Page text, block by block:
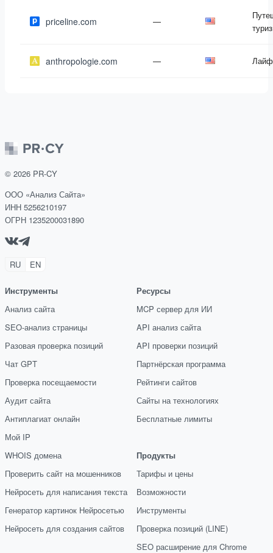
priceline.com —
anthropologie.com —
© 2026 PR-CY
ООО «Анализ Сайта»
ИНН 5256210197
ОГРН 1235200031890
RU EN
Инструменты
Анализ сайта
SEO-анализ страницы
Разовая проверка позиций
Чат GPT
Проверка посещаемости
Аудит сайта
Антиплагиат онлайн
Мой IP
WHOIS домена
Проверить сайт на мошенников
Нейросеть для написания текста
Генератор картинок Нейросетью
Нейросеть для создания сайтов
Ресурсы
MCP сервер для ИИ
API анализ сайта
API проверки позиций
Партнёрская программа
Рейтинги сайтов
Сайты на технологиях
Бесплатные лимиты
Продукты
Тарифы и цены
Возможности
Инструменты
Проверка позиций (LINE)
SEO расширение для Chrome